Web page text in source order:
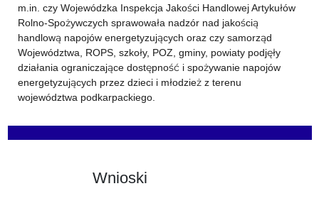
m.in. czy Wojewódzka Inspekcja Jakości Handlowej Artykułów
Rolno-Spożywczych sprawowała nadzór nad jakością
handlową napojów energetyzujących oraz czy samorząd
Województwa, ROPS, szkoły, POZ, gminy, powiaty podjęły
działania ograniczające dostępność i spożywanie napojów
energetyzujących przez dzieci i młodzież z terenu
województwa podkarpackiego.
Wnioski